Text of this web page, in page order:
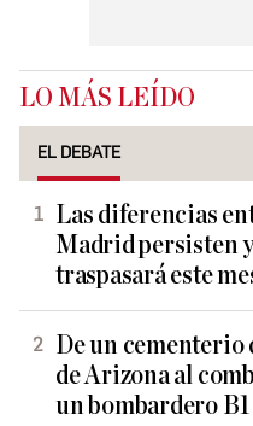
LO MÁS LEÍDO
EL DEBATE
Las diferencias
Madrid persisten
traspasará este
De un cementerio
de Arizona al
un bombardero B1